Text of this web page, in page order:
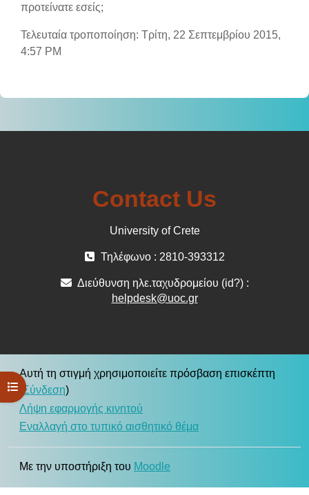
Άνοιγμα ευρετηρίου μαθήματος
προτείνατε εσείς;
Τελευταία τροποποίηση: Τρίτη, 22 Σεπτεμβρίου 2015,
4:57 PM
Contact Us
University of Crete
Τηλέφωνο : 2810-393312
Διεύθυνση ηλε.ταχυδρομείου (id?) :
helpdesk@uoc.gr
Αυτή τη στιγμή χρησιμοποιείτε πρόσβαση επισκέπτη
Σύνδεση)
Λήψη εφαρμογής κινητού
Εναλλαγή στο τυπικό αισθητικό θέμα
Με την υποστήριξη του Moodle